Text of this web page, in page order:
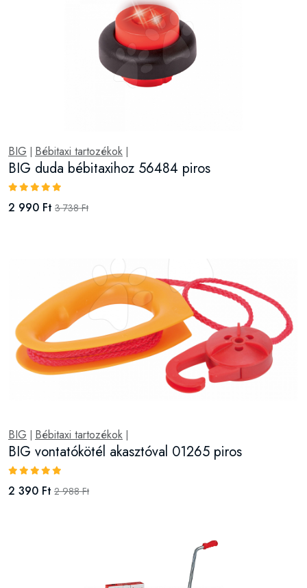
BIG Bébitaxi tartozékok
BIG duda bébitaxihoz 56484 piros
2 990 Ft 3 738 Ft
BIG Bébitaxi tartozékok
BIG vontatókötél akasztóval 01265 piros
2 390 Ft 2 988 Ft